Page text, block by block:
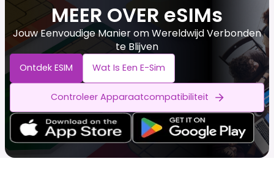
MEER OVER eSIMs
Jouw Eenvoudige Manier om Wereldwijd Verbonden
te Blijven
Ontdek ESIM Wat Is Een E-Sim
Controleer Apparaatcompatibiliteit